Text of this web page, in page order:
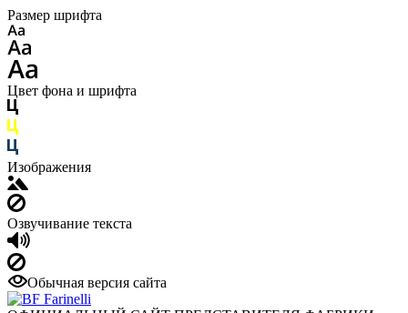
Размер шрифта
Цвет фона и шрифта
Изображения
Озвучивание текста
Обычная версия сайта